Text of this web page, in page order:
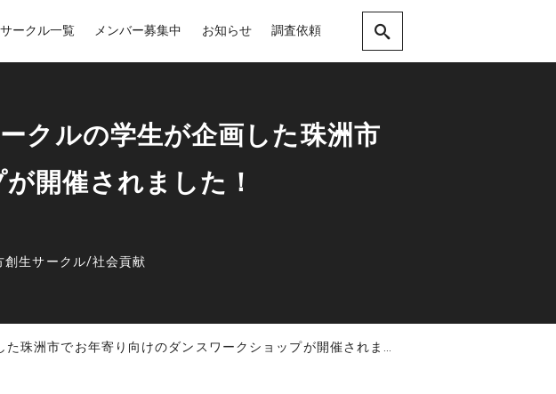
サークル一覧 メンバー募集中 お知らせ 調査依頼
クルの学生が企画した珠洲市
開催されました！
創生サークル/社会貢献
洲市でお年寄り向けのダンスワークショップが開催されました！